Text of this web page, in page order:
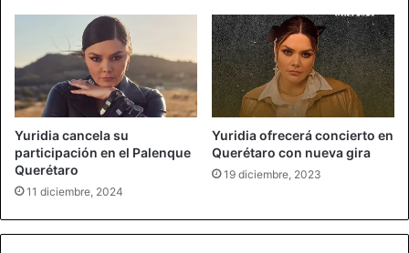
Yuridia cancela su
participación en el Palenque
Querétaro
11 diciembre, 2024
Yuridia ofrecerá concierto en
Querétaro con nueva gira
19 diciembre, 2023